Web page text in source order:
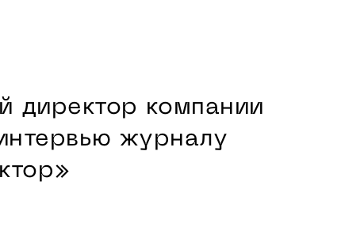
директор компании
журналу